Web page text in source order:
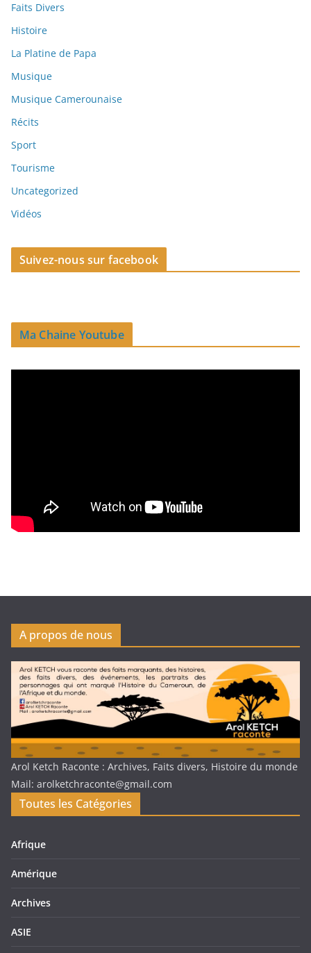
Faits Divers
Histoire
La Platine de Papa
Musique
Musique Camerounaise
Récits
Sport
Tourisme
Uncategorized
Vidéos
Suivez-nous sur facebook
Ma Chaine Youtube
A propos de nous
Arol Ketch Raconte : Archives, Faits divers, Histoire du monde
Mail: arolketchraconte@gmail.com
Toutes les Catégories
Afrique
Amérique
Archives
ASIE